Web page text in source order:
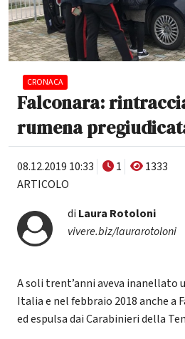
CRONACA
Falconara:
rumena
08.12.2019 10:33 1
1333
ARTICOLO
di Laura Rotoloni
vivere.biz/laurarotoloni
A soli trent’anni aveva inanellato
Italia e nel febbraio 2018 anche a
ed espulsa dai Carabinieri della